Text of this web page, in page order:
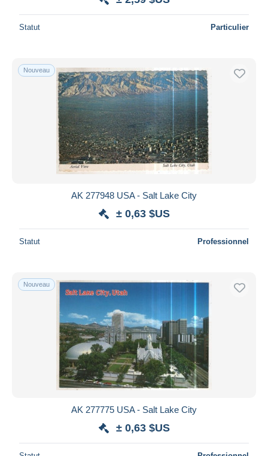
Statut Particulier
Nouveau
AK 277948 USA - Salt Lake City
± 0,63 $US
Statut Professionnel
Nouveau
AK 277775 USA - Salt Lake City
± 0,63 $US